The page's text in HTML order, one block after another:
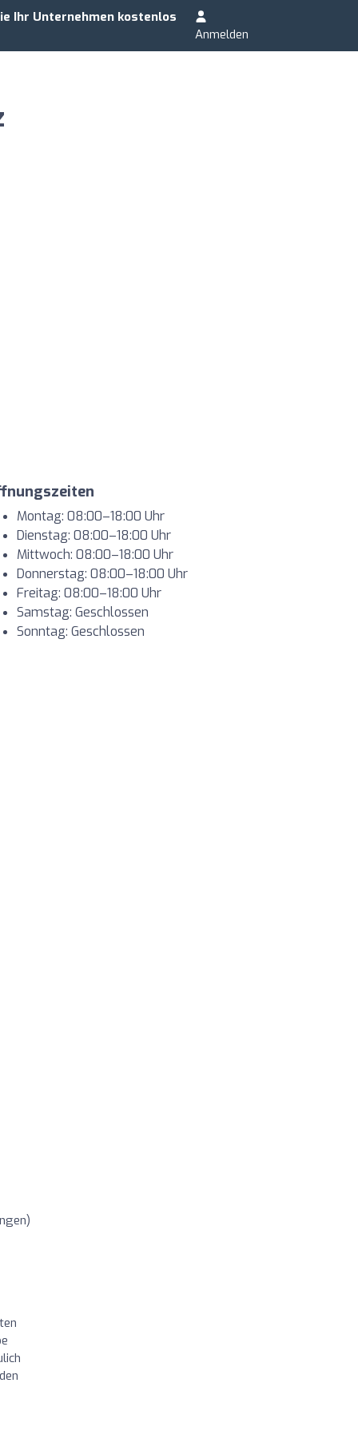
Ihr Unternehmen kostenlos
Anmelden
Montag: 08:00–18:00 Uhr
Dienstag: 08:00–18:00 Uhr
Mittwoch: 08:00–18:00 Uhr
Donnerstag: 08:00–18:00 Uhr
Freitag: 08:00–18:00 Uhr
Samstag: Geschlossen
Sonntag: Geschlossen